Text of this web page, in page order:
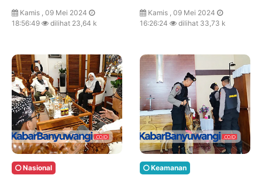
Kamis , 09 Mei 2024
18:56:49
dilihat 23,64 k
Kamis , 09 Mei 2024
16:26:24
dilihat 33,73 k
Nasional Keamanan